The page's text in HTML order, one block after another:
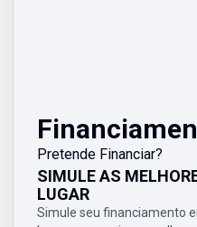
Pretende Financiar?
SIMULE AS
LUGAR
Simule seu financiamento